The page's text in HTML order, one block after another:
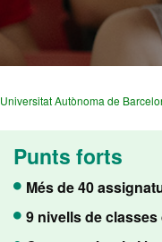
Universitat Autònoma de
Punts forts
Més de 40
9 nivells de